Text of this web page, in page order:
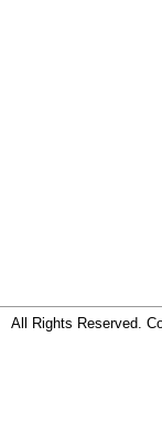
All Rights Reserved.